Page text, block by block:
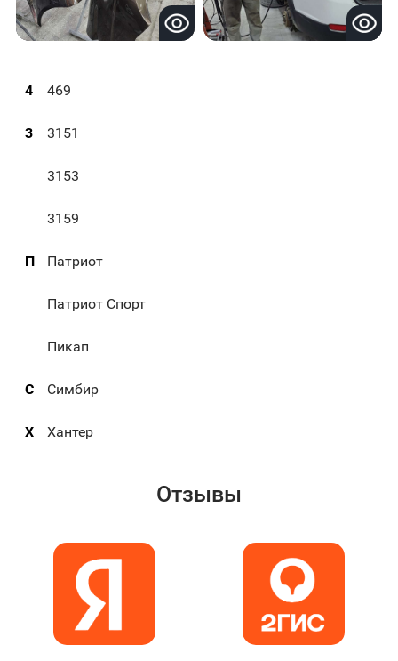
4 469
3 3151
3153
3159
П Патриот
Патриот Спорт
Пикап
С Симбир
Х Хантер
Отзывы